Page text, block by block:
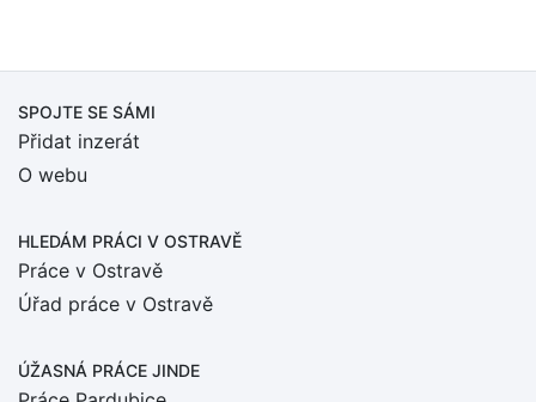
SPOJTE SE SÁMI
Přidat inzerát
O webu
HLEDÁM PRÁCI V OSTRAVĚ
Práce v Ostravě
Úřad práce v Ostravě
ÚŽASNÁ PRÁCE JINDE